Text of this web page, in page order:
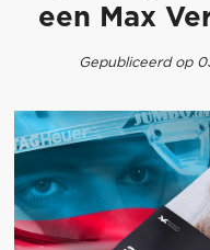
een Max
Gepubliceerd op